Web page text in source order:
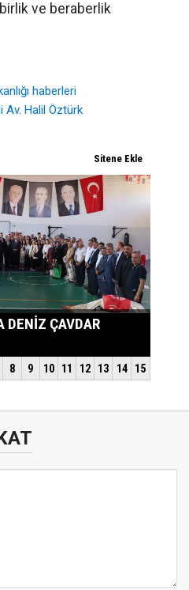
ve beraberlik
haberleri
Av. Halil Öztürk